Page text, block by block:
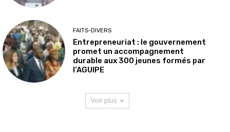
FAITS-DIVERS
Entrepreneuriat : le gouvernement
promet un accompagnement
durable aux 300 jeunes formés par
l’AGUIPE
Voir plus